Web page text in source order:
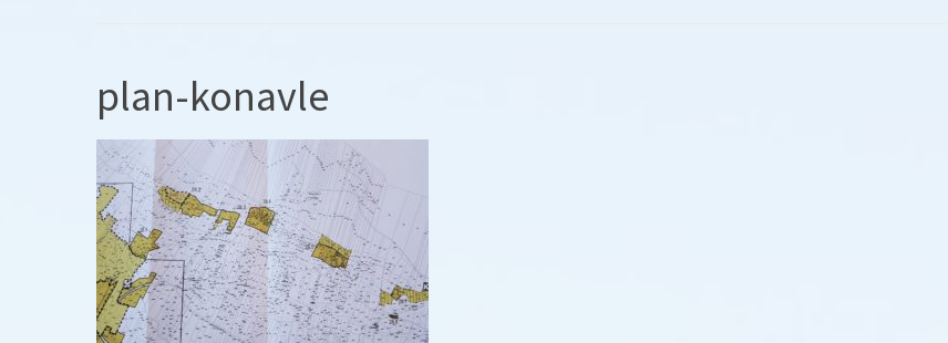
plan-konavle